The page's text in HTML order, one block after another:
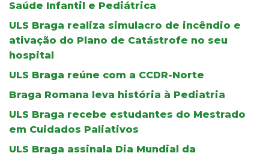
Saúde Infantil e Pediátrica
ULS Braga realiza simulacro de incêndio e
ativação do Plano de Catástrofe no seu
hospital
ULS Braga reúne com a CCDR-Norte
Braga Romana leva história à Pediatria
ULS Braga recebe estudantes do Mestrado
em Cuidados Paliativos
ULS Braga assinala Dia Mundial da